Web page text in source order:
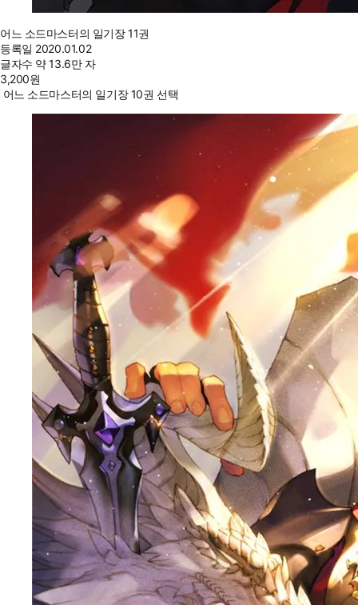
어느 소드마스터의 일기장 11권
등록일 2020.01.02
글자수 약 13.6만 자
3,200원
어느 소드마스터의 일기장 10권 선택